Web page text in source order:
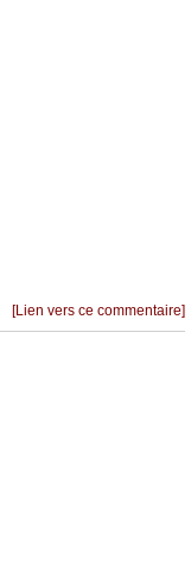
[Lien vers ce commentaire]